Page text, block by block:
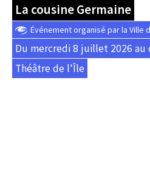
La cousine Germaine
Événement organisé par la Ville
Du mercredi 8 juillet 2026 au
Théâtre de l'Île